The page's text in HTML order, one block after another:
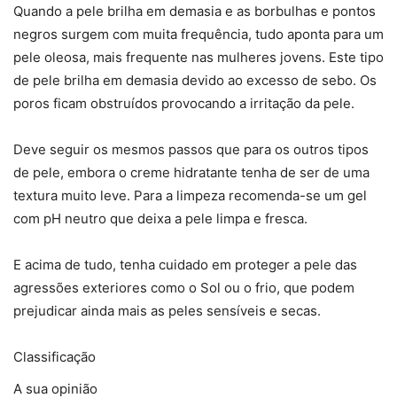
Quando a pele brilha em demasia e as borbulhas e pontos
negros surgem com muita frequência, tudo aponta para um
pele oleosa, mais frequente nas mulheres jovens. Este tipo
de pele brilha em demasia devido ao excesso de sebo. Os
poros ficam obstruídos provocando a irritação da pele.
Deve seguir os mesmos passos que para os outros tipos
de pele, embora o creme hidratante tenha de ser de uma
textura muito leve. Para a limpeza recomenda-se um gel
com pH neutro que deixa a pele limpa e fresca.
E acima de tudo, tenha cuidado em proteger a pele das
agressões exteriores como o Sol ou o frio, que podem
prejudicar ainda mais as peles sensíveis e secas.
Classificação
A sua opinião